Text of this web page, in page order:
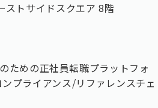
トサイドスクエア 8階
ための正社員転職プラットフォ
プライアンス/リファレンスチェ